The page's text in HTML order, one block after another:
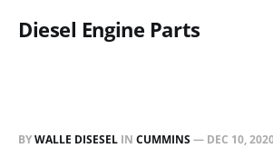
Diesel Engine Parts
BYWALLE DISESEL IN CUMMINS— DEC 10,